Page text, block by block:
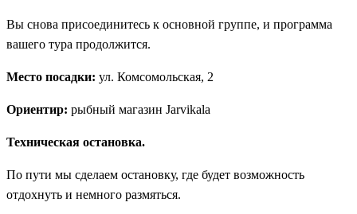
Вы снова присоединитесь к основной группе, и программа
вашего тура продолжится.
Место посадки: ул. Комсомольская, 2
Ориентир: рыбный магазин Jarvikala
Техническая остановка.
По пути мы сделаем остановку, где будет возможность
отдохнуть и немного размяться.